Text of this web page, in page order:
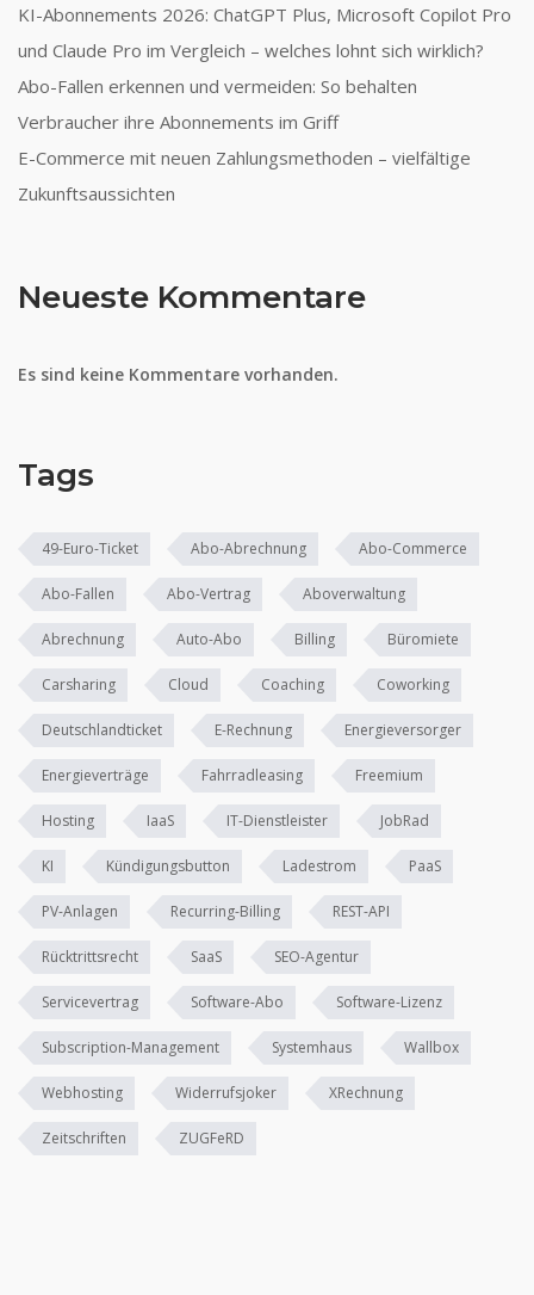
KI-Abonnements 2026: ChatGPT Plus, Microsoft Copilot Pro
und Claude Pro im Vergleich – welches lohnt sich wirklich?
Abo-Fallen erkennen und vermeiden: So behalten
Verbraucher ihre Abonnements im Griff
E-Commerce mit neuen Zahlungsmethoden – vielfältige
Zukunftsaussichten
Neueste Kommentare
Es sind keine Kommentare vorhanden.
Tags
49-Euro-Ticket Abo-Abrechnung Abo-Commerce
Abo-Fallen Abo-Vertrag Aboverwaltung
Abrechnung Auto-Abo Billing Büromiete
Carsharing Cloud Coaching Coworking
Deutschlandticket E-Rechnung Energieversorger
Energieverträge Fahrradleasing Freemium
Hosting IaaS IT-Dienstleister JobRad
KI Kündigungsbutton Ladestrom PaaS
PV-Anlagen Recurring-Billing REST-API
Rücktrittsrecht SaaS SEO-Agentur
Servicevertrag Software-Abo Software-Lizenz
Subscription-Management Systemhaus Wallbox
Webhosting Widerrufsjoker XRechnung
Zeitschriften ZUGFeRD